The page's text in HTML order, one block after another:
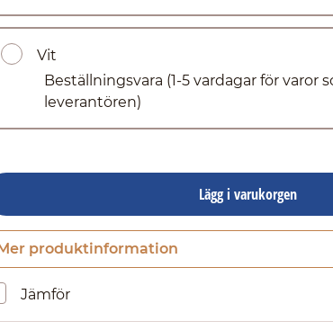
Vit
Beställningsvara (1-5 vardagar för varor
leverantören)
Lägg i varukorgen
produktinformation
Jämför